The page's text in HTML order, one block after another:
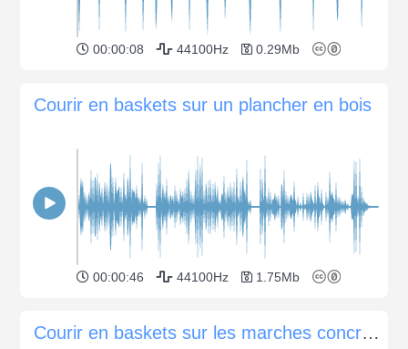
00:00:08 44100Hz 0.29Mb
Courir en baskets sur un plancher en bois
00:00:46 44100Hz 1.75Mb
Courir en baskets sur les marches concrètes